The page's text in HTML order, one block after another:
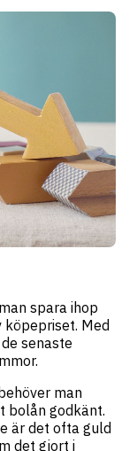
spara ihop
Med
senaste
man
bolån godkänt.
är det ofta guld
det gjort i